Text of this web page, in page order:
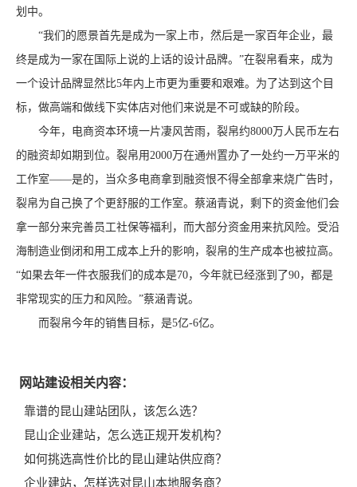
划中。
“我们的愿景首先是成为一家上市，然后是一家百年企业，最
终是成为一家在国际上说的上话的设计品牌。”在裂帛看来，成为
一个设计品牌显然比5年内上市更为重要和艰难。为了达到这个目
标，做高端和做线下实体店对他们来说是不可或缺的阶段。
今年，电商资本环境一片凄风苦雨，裂帛约8000万人民币左右
的融资却如期到位。裂帛用2000万在通州置办了一处约一万平米的
工作室——是的，当众多电商拿到融资恨不得全部拿来烧广告时，
裂帛为自己换了个更舒服的工作室。蔡涵青说，剩下的资金他们会
拿一部分来完善员工社保等福利，而大部分资金用来抗风险。受沿
海制造业倒闭和用工成本上升的影响，裂帛的生产成本也被拉高。
“如果去年一件衣服我们的成本是70，今年就已经涨到了90，都是
非常现实的压力和风险。”蔡涵青说。
而裂帛今年的销售目标，是5亿-6亿。
网站建设相关内容：
靠谱的昆山建站团队，该怎么选？
昆山企业建站，怎么选正规开发机构？
如何挑选高性价比的昆山建站供应商？
企业建站，怎样选对昆山本地服务商？